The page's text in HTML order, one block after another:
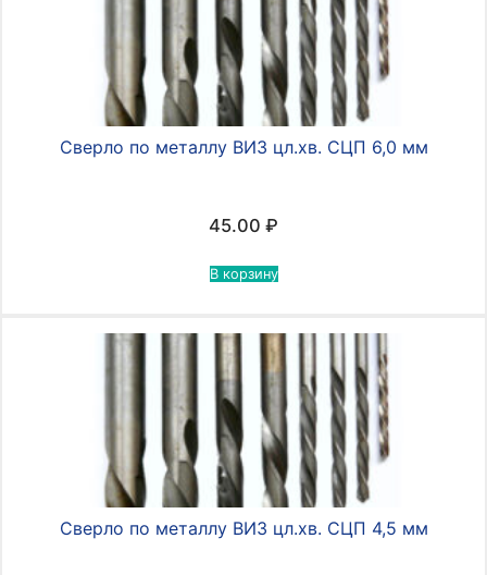
Сверло по металлу ВИЗ цл.хв. СЦП 6,0 мм
45.00 ₽
В корзину
Сверло по металлу ВИЗ цл.хв. СЦП 4,5 мм